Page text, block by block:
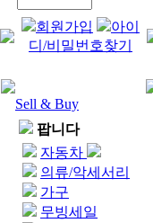
회원가입
아이
디/비밀번호찾기
Sell & Buy
팝니다
자동차
의류/악세서리
가구
무빙세일